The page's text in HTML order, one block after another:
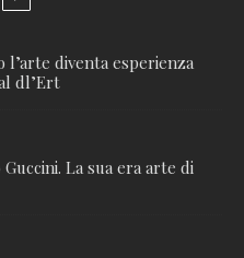
l’arte diventa esperienza
dl’Ert
Guccini. La sua era arte di